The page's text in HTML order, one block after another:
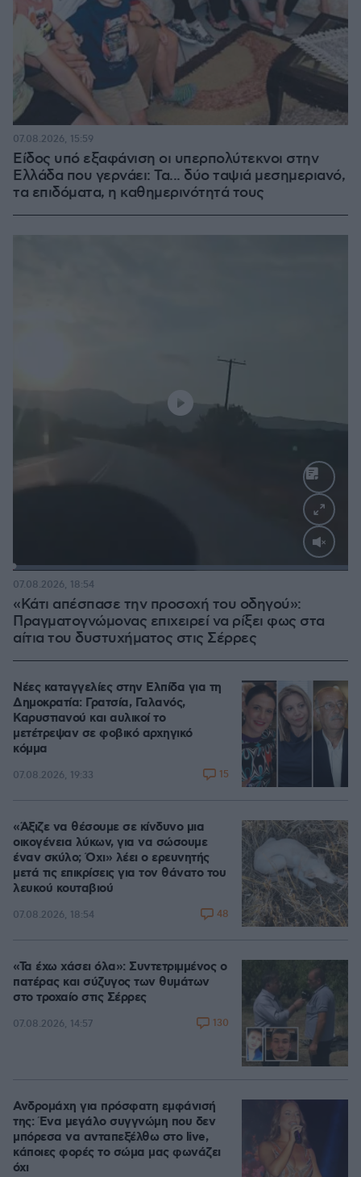
Είδος υπό εξαφάνιση οι υπερπολύτεκνοι στην
Ελλάδα που γερνάει: Τα... δύο ταψιά μεσημεριανό,
τα επιδόματα, η καθημερινότητά τους
07.08.2026, 15:59
Loaded:
«Κάτι απέσπασε την προσοχή του οδηγού»:
Πραγματογνώμονας επιχειρεί να ρίξει φως στα
αίτια του δυστυχήματος στις Σέρρες
07.08.2026, 18:54
Νέες καταγγελίες στην Ελπίδα για τη
Δημοκρατία: Γρατσία, Γαλανός,
Καρυστιανού και αυλικοί το
μετέτρεψαν σε φοβικό αρχηγικό
κόμμα
07.08.2026, 19:33 15
«Άξιζε να θέσουμε σε κίνδυνο μια
οικογένεια λύκων, για να σώσουμε
έναν σκύλο; Όχι» λέει ο ερευνητής
μετά τις επικρίσεις για τον θάνατο του
λευκού κουταβιού
07.08.2026, 18:54 48
«Τα έχω χάσει όλα»: Συντετριμμένος ο
πατέρας και σύζυγος των θυμάτων
στο τροχαίο στις Σέρρες
07.08.2026, 14:57 130
Ανδρομάχη για πρόσφατη εμφάνισή
της: Ένα μεγάλο συγγνώμη που δεν
μπόρεσα να ανταπεξέλθω στο live,
κάποιες φορές το σώμα μας φωνάζει
όχι